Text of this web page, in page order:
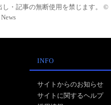
し・記事の無断使用を禁じます。 ©
INFO
サイトからのお知らせ
サイトに関するヘルプ